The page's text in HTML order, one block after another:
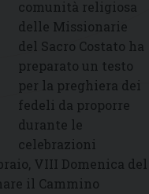
comunità religiosa
delle Missionarie
del Sacro Costato ha
preparato un testo
per la preghiera dei
fedeli da proporre
durante le
celebrazioni
VIII Domenica del
il Cammino